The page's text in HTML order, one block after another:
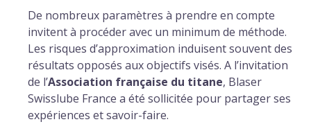
De nombreux paramètres à prendre en compte
invitent à procéder avec un minimum de méthode.
Les risques d’approximation induisent souvent des
résultats opposés aux objectifs visés. A l’invitation
de l’Association française du titane, Blaser
Swisslube France a été sollicitée pour partager ses
expériences et savoir-faire.